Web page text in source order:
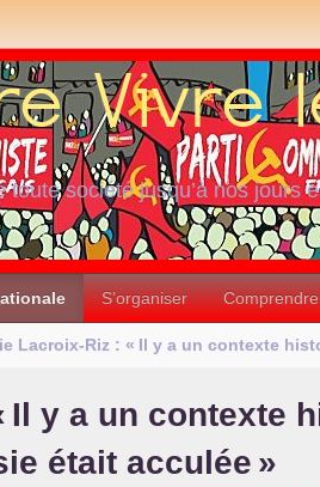
toute société jusqu’à nos jours
S’organiser
Lacroix-Riz : « Il y a un contexte
Il y a un contexte
était acculée »